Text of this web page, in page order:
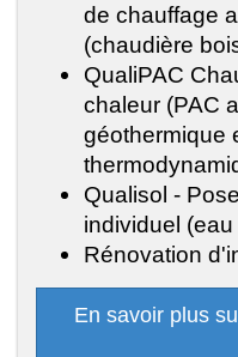
de chauffage
(chaudière
QualiPAC
chaleur (PAC
géothermique
Qualisol -
individuel
Rénovation
En savoir plus